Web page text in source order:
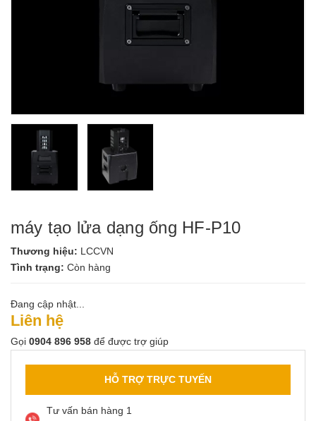
máy tạo lửa dạng ống HF-P10
Thương hiệu: LCCVN
Tình trạng: Còn hàng
Đang cập nhật...
Liên hệ
Gọi 0904 896 958 để được trợ giúp
HỖ TRỢ TRỰC TUYẾN
Tư vấn bán hàng 1